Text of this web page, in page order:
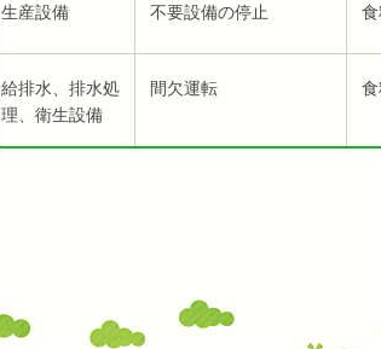
生産設備 不要設備の停止
給排水、排水処
理、衛生設備
間欠運転